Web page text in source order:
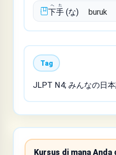
下
へ
手
た
(な) buruk
Tag
JLPT N4; みんなの日
Kursus di mana